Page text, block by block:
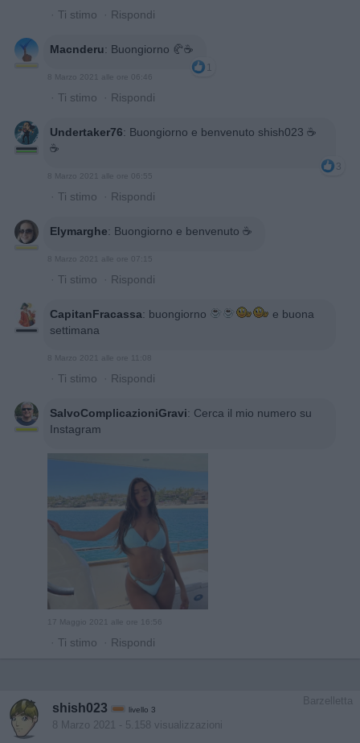
· Ti stimo · Rispondi
Macnderu: Buongiorno 🥐☕
1
8 Marzo 2021 alle ore 06:46
· Ti stimo · Rispondi
Undertaker76: Buongiorno e benvenuto shish023 ☕
☕
3
8 Marzo 2021 alle ore 06:55
· Ti stimo · Rispondi
Elymarghe: Buongiorno e benvenuto ☕️
8 Marzo 2021 alle ore 07:15
· Ti stimo · Rispondi
CapitanFracassa: buongiorno
e buona
settimana
8 Marzo 2021 alle ore 11:08
· Ti stimo · Rispondi
SalvoComplicazioniGravi: Cerca il mio numero su
Instagram
17 Maggio 2021 alle ore 16:56
· Ti stimo · Rispondi
Barzelletta
shish023 livello 3
8 Marzo 2021 - 5.158 visualizzazioni